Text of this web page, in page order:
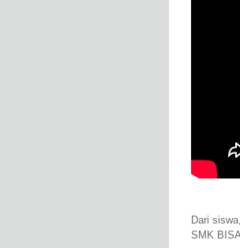
Dari
SMK